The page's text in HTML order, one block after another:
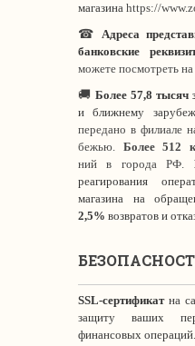
магазина https://
☎Адреса
банковские
можете посмотреть
🚚 Более 57,8 тысяч
и ближнему
передано в филиале
бежью. Более 512
ний в города РФ.
реагирования
магазина на
2,5% возвратов и
SSL-сертификатна
защиту ваших
финансовых операций.